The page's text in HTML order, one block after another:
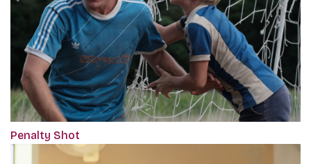
Penalty Shot